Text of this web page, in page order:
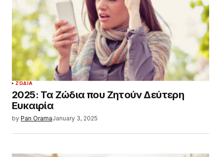
ΖΏΔΙΑ
2025: Τα Ζώδια που Ζητούν Δεύτερη
Ευκαιρία
by Pan OramaJanuary 3, 2025